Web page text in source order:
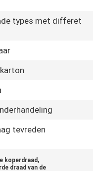
types met differet
tevreden
koperdraad ,
draad van de